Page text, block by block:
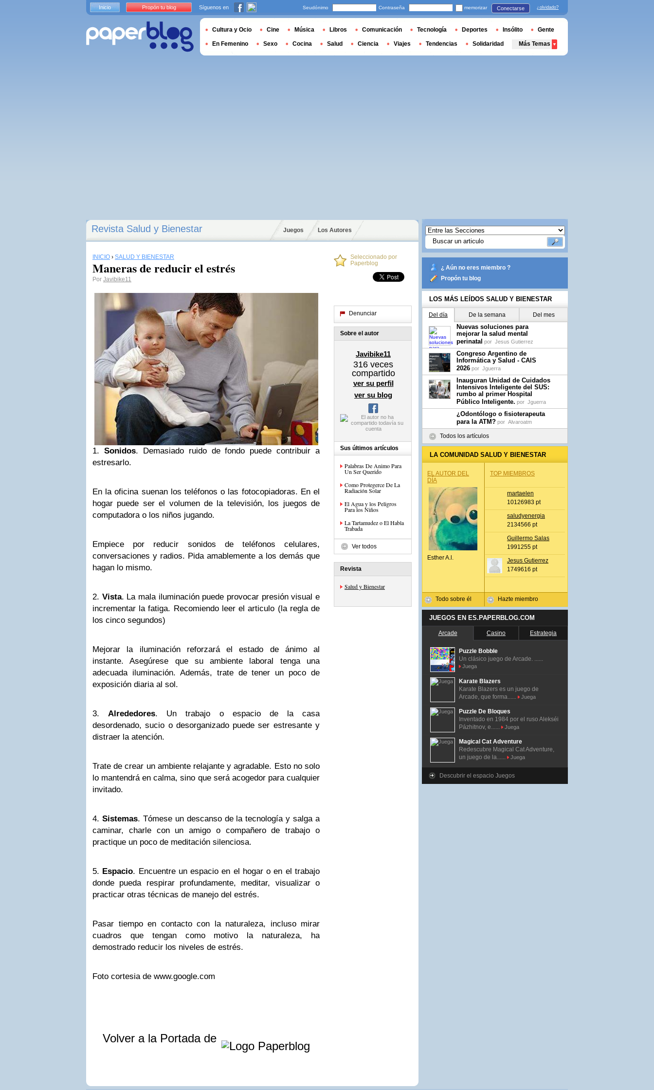
Revista Salud y Bienestar Juegos Los Autores
INICIO › SALUD Y BIENESTAR
Maneras de reducir el estrés
Por Javibike11
1. Sonidos. Demasiado ruido de fondo puede contribuir a
estresarlo.
En la oficina suenan los teléfonos o las fotocopiadoras. En el
hogar puede ser el volumen de la televisión, los juegos de
computadora o los niños jugando.
Empiece por reducir sonidos de teléfonos celulares,
conversaciones y radios. Pida amablemente a los demás que
hagan lo mismo.
2. Vista. La mala iluminación puede provocar presión visual e
incrementar la fatiga. Recomiendo leer el articulo (la regla de
los cinco segundos)
Mejorar la iluminación reforzará el estado de ánimo al
instante. Asegúrese que su ambiente laboral tenga una
adecuada iluminación. Además, trate de tener un poco de
exposición diaria al sol.
3.Alrededores. Un trabajo o espacio de la casa
desordenado, sucio o desorganizado puede ser estresante y
distraer la atención.
Trate de crear un ambiente relajante y agradable. Esto no solo
lo mantendrá en calma, sino que será acogedor para cualquier
invitado.
4. Sistemas. Tómese un descanso de la tecnología y salga a
caminar, charle con un amigo o compañero de trabajo o
practique un poco de meditación silenciosa.
5. Espacio. Encuentre un espacio en el hogar o en el trabajo
donde pueda respirar profundamente, meditar, visualizar o
practicar otras técnicas de manejo del estrés.
Pasar tiempo en contacto con la naturaleza, incluso mirar
cuadros que tengan como motivo la naturaleza, ha
demostrado reducir los niveles de estrés.
Foto cortesia de www.google.com
Volver a la Portada de
Seleccionado por
Paperblog
Denunciar
Sobre el autor
Javibike11
316 veces
compartido
ver su perfil
ver su blog
Sus últimos artículos
Palabras De Animo Para
Un Ser Querido
Como Protegerce De La
Radiación Solar
El Agua y los Peligros
Para los Niños
La Tartamudez o El Habla
Trabada
Ver todos
Revista
Salud y Bienestar
¿ Aún no eres miembro ?
Propón tu blog
LOS MÁS LEÍDOS SALUD Y BIENESTAR
Del día De la semana Del mes
Nuevas soluciones para
mejorar la salud mental
perinatal por Jesus Gutierrez
Congreso Argentino de
Informática y Salud - CAIS
2026 por Jguerra
Inauguran Unidad de Cuidados
Intensivos Inteligente del SUS:
rumbo al primer Hospital
Público Inteligente. por Jguerra
¿Odontólogo o fisioterapeuta
para la ATM? por Alvaroatm
Todos los artículos
LA COMUNIDAD SALUD Y BIENESTAR
EL AUTOR DEL
DÍA
Esther A.l.
Todo sobre él
TOP MIEMBROS
martaelen
10126983 pt
saludyenergia
2134566 pt
Guillermo Salas
1991255 pt
Jesus Gutierrez
1749616 pt
Hazte miembro
JUEGOS EN ES.PAPERBLOG.COM
Arcade Casino Estrategia
Puzzle Bobble
Un clásico juego de Arcade. ......
Juega
Karate Blazers
Karate Blazers es un juego de
Arcade, que forma......
Juega
Puzzle De Bloques
Inventado en 1984 por el ruso Alekséi
Pázhitnov, e......
Juega
Magical Cat Adventure
Redescubre Magical Cat Adventure,
un juego de la......
Juega
Descubrir el espacio Juegos
Inicio Propón tu blog Síguenos en Seudónimo Contraseña memorizar Conectarse ¿olvidado?
Cultura y Ocio Cine Música Libros Comunicación Tecnología Deportes Insólito Gente
En Femenino Sexo Cocina Salud Ciencia Viajes Tendencias Solidaridad Más Temas